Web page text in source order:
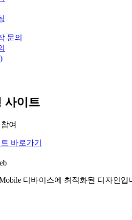
문의
사이트
여
바로가기
디바이스에 최적화된 디자인입